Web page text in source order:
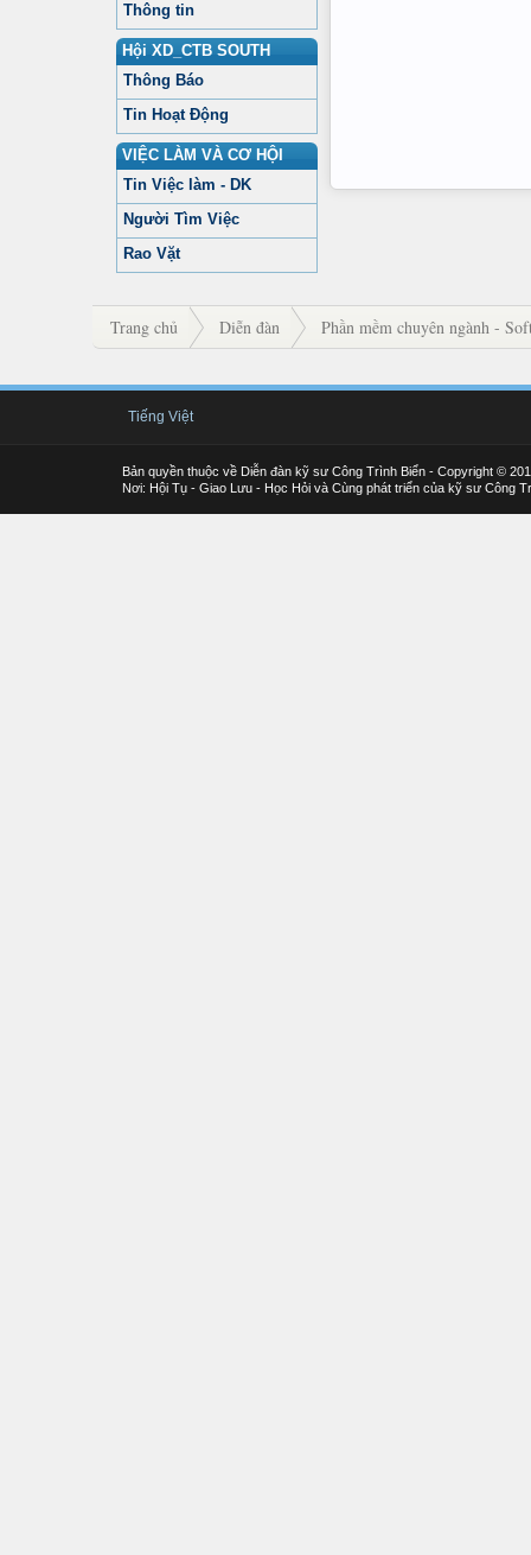
Thông tin
Hội XD_CTB SOUTH
Thông Báo
Tin Hoạt Động
VIỆC LÀM VÀ CƠ HỘI
Tin Việc làm - DK
Người Tìm Việc
Rao Vặt
Trang chủ Diễn đàn Phần mềm chuyên ngành -
Tiếng Việt
Bản quyền thuộc về Diễn đàn kỹ sư Công Trình Biển - Copyright ©
Nơi: Hội Tụ - Giao Lưu - Học Hỏi và Cùng phát triển của kỹ sư Công